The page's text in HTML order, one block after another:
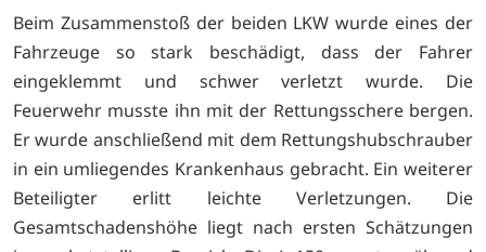
Beim Zusammenstoß der beiden LKW wurde eines der
Fahrzeuge so stark beschädigt, dass der Fahrer
eingeklemmt und schwer verletzt wurde. Die
Feuerwehr musste ihn mit der Rettungsschere bergen.
Er wurde anschließend mit dem Rettungshubschrauber
in ein umliegendes Krankenhaus gebracht. Ein weiterer
Beteiligter erlitt leichte Verletzungen. Die
Gesamtschadenshöhe liegt nach ersten Schätzungen